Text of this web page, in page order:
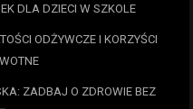
DLA DZIECI W SZKOLE
ODŻYWCZE I KORZYŚCI
ZADBAJ O ZDROWIE BEZ